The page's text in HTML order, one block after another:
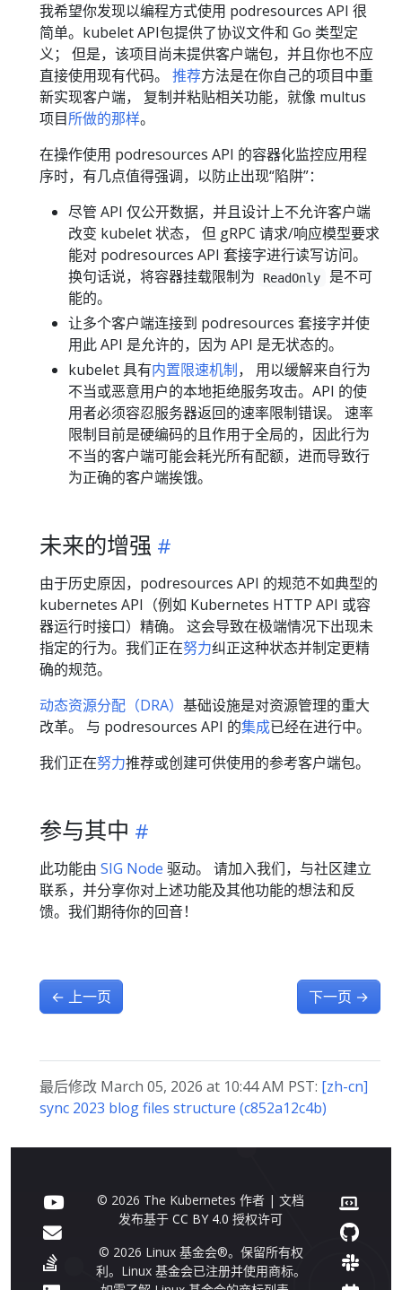
我希望你发现以编程方式使用 podresources API 很
简单。kubelet API包提供了协议文件和 Go 类型定
义； 但是，该项目尚未提供客户端包，并且你也不应
直接使用现有代码。 推荐方法是在你自己的项目中重
新实现客户端， 复制并粘贴相关功能，就像 multus
项目所做的那样。
在操作使用 podresources API 的容器化监控应用程
序时，有几点值得强调，以防止出现“陷阱”：
尽管 API 仅公开数据，并且设计上不允许客户端
改变 kubelet 状态， 但 gRPC 请求/响应模型要求
能对 podresources API 套接字进行读写访问。
换句话说，将容器挂载限制为
ReadOnly
是不可
能的。
让多个客户端连接到 podresources 套接字并使
用此 API 是允许的，因为 API 是无状态的。
kubelet 具有内置限速机制， 用以缓解来自行为
不当或恶意用户的本地拒绝服务攻击。API 的使
用者必须容忍服务器返回的速率限制错误。 速率
限制目前是硬编码的且作用于全局的，因此行为
不当的客户端可能会耗光所有配额，进而导致行
为正确的客户端挨饿。
未来的增强
由于历史原因，podresources API 的规范不如典型的
kubernetes API（例如 Kubernetes HTTP API 或容
器运行时接口）精确。 这会导致在极端情况下出现未
指定的行为。我们正在努力纠正这种状态并制定更精
确的规范。
动态资源分配（DRA） 基础设施是对资源管理的重大
改革。 与 podresources API 的集成已经在进行中。
我们正在努力推荐或创建可供使用的参考客户端包。
参与其中
此功能由 SIG Node 驱动。 请加入我们，与社区建立
联系，并分享你对上述功能及其他功能的想法和反
馈。我们期待你的回音！
← 上一页 下一页 →
最后修改 March 05, 2026 at 10:44 AM PST: [zh-cn]
sync 2023 blog files structure (c852a12c4b)
© 2026 The Kubernetes 作者 | 文档
发布基于CC BY 4.0 授权许可
© 2026 Linux 基金会®。保留所有权
利。Linux 基金会已注册并使用商标。